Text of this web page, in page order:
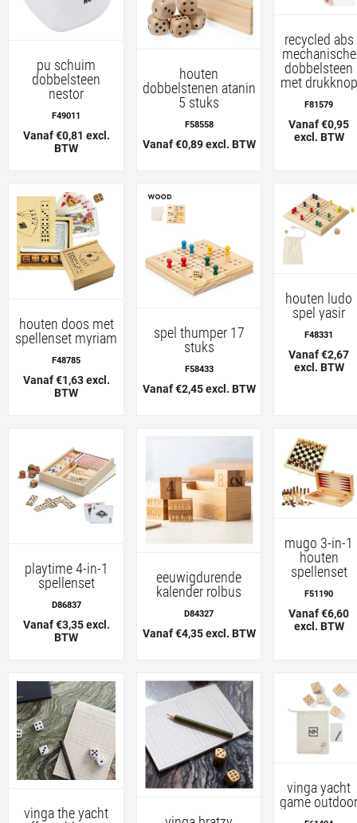
pu schuim
dobbelsteen
nestor
F49011
Vanaf €0,81 excl.
BTW
houten
dobbelstenen atanin
5 stuks
F58558
Vanaf €0,89 excl. BTW
recycled abs
mechanische
dobbelsteen
met drukknop
F81579
Vanaf €0,95
excl. BTW
houten doos met
spellenset myriam
F48785
Vanaf €1,63 excl.
BTW
spel thumper 17
stuks
F58433
Vanaf €2,45 excl. BTW
houten ludo
spel yasir
F48331
Vanaf €2,67
excl. BTW
playtime 4-in-1
spellenset
D86837
Vanaf €3,35 excl.
BTW
eeuwigdurende
kalender rolbus
D84327
Vanaf €4,35 excl. BTW
mugo 3-in-1
houten
spellenset
F51190
Vanaf €6,60
excl. BTW
vinga the yacht
vinga yacht
game outdoor